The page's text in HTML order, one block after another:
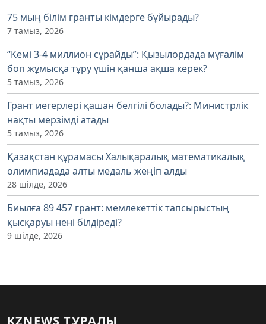
75 мың білім гранты кімдерге бұйырады?
7 тамыз, 2026
“Кемі 3-4 миллион сұрайды”: Қызылордада мұғалім
боп жұмысқа тұру үшін қанша ақша керек?
5 тамыз, 2026
Грант иегерлері қашан белгілі болады?: Министрлік
нақты мерзімді атады
5 тамыз, 2026
Қазақстан құрамасы Халықаралық математикалық
олимпиадада алты медаль жеңіп алды
28 шілде, 2026
Биылға 89 457 грант: мемлекеттік тапсырыстың
қысқаруы нені білдіреді?
9 шілде, 2026
KZNEWS ТУРАЛЫ